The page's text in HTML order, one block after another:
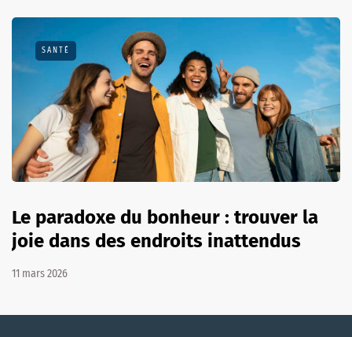
SANTÉ
Le paradoxe du bonheur : trouver la
joie dans des endroits inattendus
11 mars 2026